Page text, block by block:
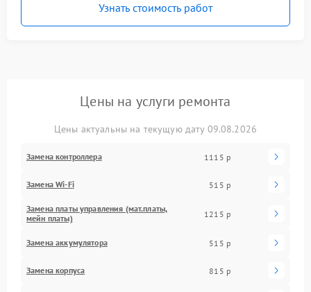
Узнать стоимость работ
Цены на услуги ремонта
Цены актуальны на текущую дату 09.08.2026
Замена контроллера 1115 р
Замена Wi-Fi 515 р
Замена платы управления (мат.платы,
мейн платы)
1215 р
Замена аккумулятора 515 р
Замена корпуса 815 р